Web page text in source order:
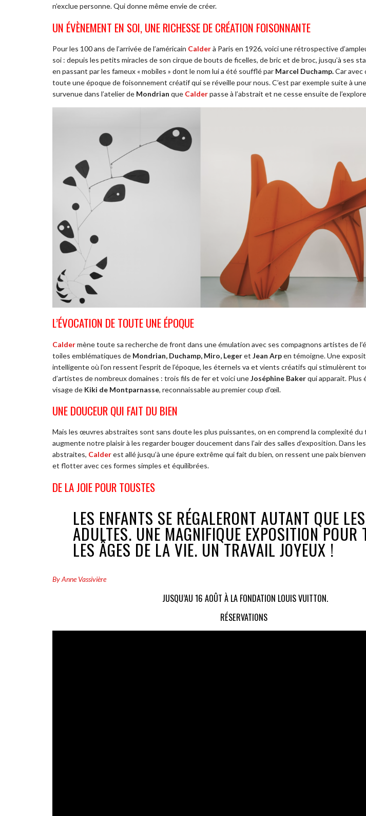
n’exclue personne. Qui donne même envie de créer.
UN ÉVÈNEMENT EN SOI, UNE RICHESSE DE CRÉATION FOISONNANTE
Pour les 100 ans de l’arrivée de l’américain Calderà Paris en 1926, voici une rétrospective
soi : depuis les petits miracles de son cirque de bouts de ficelles, de bric et de broc, jusqu’à ses
en passant par les fameux « mobiles » dont le nom lui a été soufflé par Marcel Duchamp.Car avec
toute une époque de foisonnement créatif qui se réveille pour nous. C’est par exemple suite à
survenue dans l’atelier de Mondrian que Calderpasse à l’abstrait et ne cesse ensuite de
L’ÉVOCATION DE TOUTE UNE ÉPOQUE
Caldermène toute sa recherche de front dans une émulation avec ses compagnons artistes de
toiles emblématiques de Mondrian, Duchamp, Miro, Legeret Jean Arpen témoigne. Une
intelligente où l’on ressent l’esprit de l’époque, les éternels va et vients créatifs qui stimulèrent
d’artistes de nombreux domaines : trois fils de fer et voici uneJoséphine Bakerqui apparait. Plus
visage de Kiki de Montparnasse, reconnaissable au premier coup d’œil.
UNE DOUCEUR QUI FAIT DU BIEN
Mais les œuvres abstraites sont sans doute les plus puissantes, on en comprend la complexité du
augmente notre plaisir à les regarder bouger doucement dans l’air des salles d’exposition. Dans
abstraites, Calderest allé jusqu’à une épure extrême qui fait du bien, on ressent une paix
et flotter avec ces formes simples et équilibrées.
DE LA JOIE POUR TOUSTES
LES ENFANTS SE RÉGALERONT AUTANT QUE LES
ADULTES. UNE MAGNIFIQUE EXPOSITION POUR
LES ÂGES DE LA VIE. UN TRAVAIL JOYEUX !
By Anne Vassivière
JUSQU’AU 16 AOÛT À LA FONDATION LOUIS VUITTON.
RÉSERVATIONS